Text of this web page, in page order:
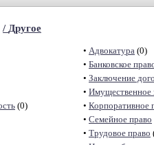
/ Другое
• Адвокатура (0)
• Банковское
• Заключение
• Имущественное
(0) • Корпоративное
• Семейное право
• Трудовое право